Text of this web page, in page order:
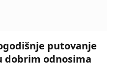
putovanje
dobrim odnosima